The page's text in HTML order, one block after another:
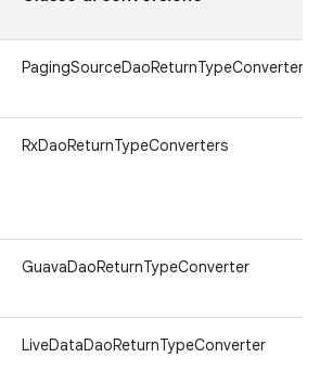
PagingSourceDaoReturnTypeConverter
RxDaoReturnTypeConverters
GuavaDaoReturnTypeConverter
LiveDataDaoReturnTypeConverter